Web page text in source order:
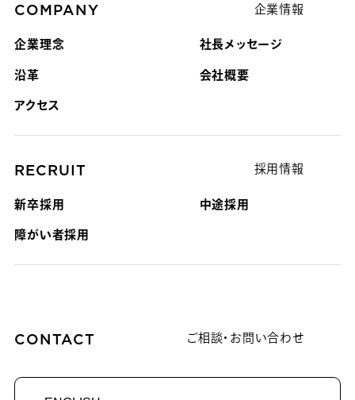
COMPANY 企業情報
企業理念 社長メッセージ
沿革 会社概要
アクセス
RECRUIT 採用情報
新卒採用 中途採用
障がい者採用
CONTACT ご相談・お問い合わせ